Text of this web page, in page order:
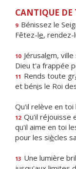
CANTIQUE
9 Bénissez le
Fêtez-le, rendez-
10 Jérusalem, ville
Dieu t'a frappée
11 Rends toute gr
et bénis le Roi
Qu'il relève en toi
12 Qu'il réjouisse
qu'il aime en toi
pour les siècles
13 Une lumière